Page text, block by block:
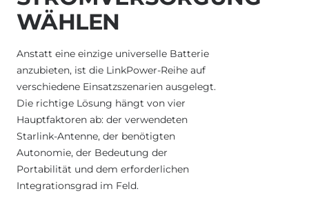
WÄHLEN
Anstatt eine einzige universelle Batterie
anzubieten, ist die LinkPower-Reihe auf
verschiedene Einsatzszenarien ausgelegt.
Die richtige Lösung hängt von vier
Hauptfaktoren ab: der verwendeten
Starlink-Antenne, der benötigten
Autonomie, der Bedeutung der
Portabilität und dem erforderlichen
Integrationsgrad im Feld.